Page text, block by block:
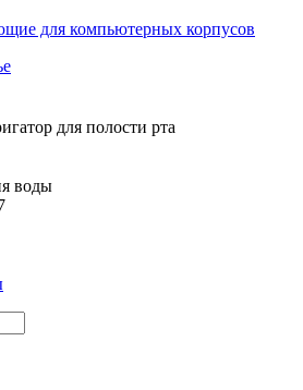
для компьютерных корпусов
для полости рта
воды